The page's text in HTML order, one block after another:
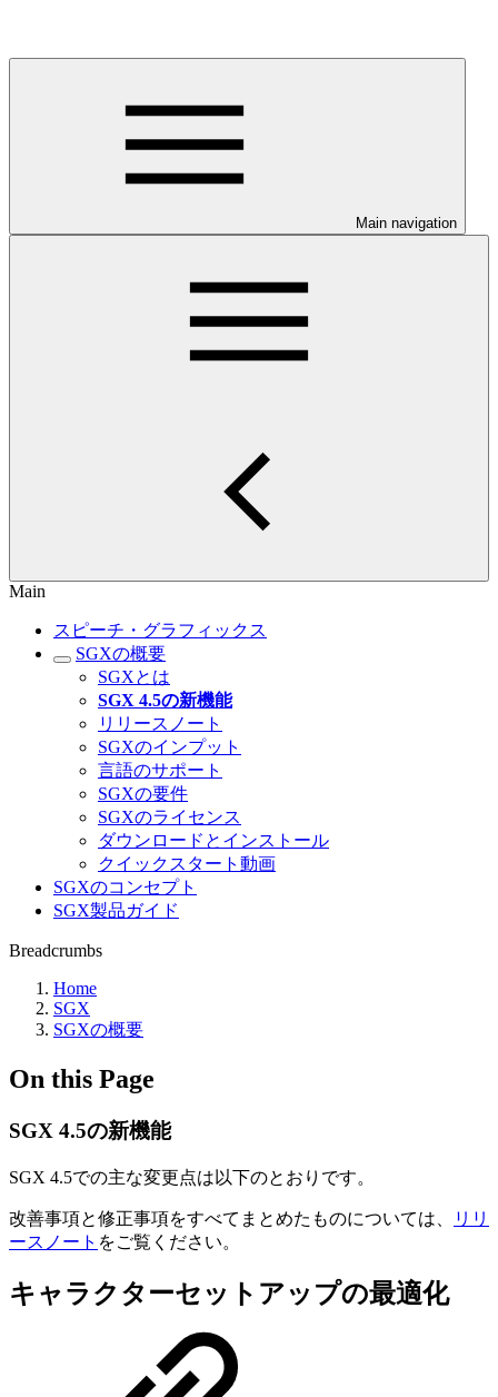
Main navigation
Main
スピーチ・グラフィックス
SGXの概要
SGXとは
SGX 4.5の新機能
リリースノート
SGXのインプット
言語のサポート
SGXの要件
SGXのライセンス
ダウンロードとインストール
クイックスタート動画
SGXのコンセプト
SGX製品ガイド
Breadcrumbs
Home
SGX
SGXの概要
On this Page
SGX 4.5の新機能
SGX 4.5での主な変更点は以下のとおりです。
改善事項と修正事項をすべてまとめたものについては、
リリ
ースノート をご覧ください。
キャラクターセットアップの最適化